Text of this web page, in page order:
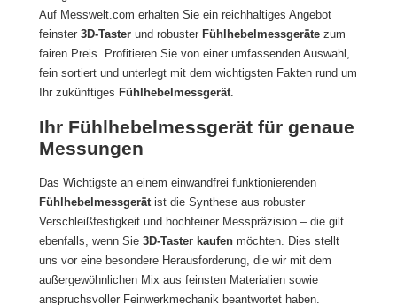
Auf Messwelt.com erhalten Sie ein reichhaltiges Angebot
feinster 3D-Taster und robuster Fühlhebelmessgeräte zum
fairen Preis. Profitieren Sie von einer umfassenden Auswahl,
fein sortiert und unterlegt mit dem wichtigsten Fakten rund um
Ihr zukünftiges Fühlhebelmessgerät
Ihr Fühlhebelmessgerät für genaue
Messungen
Das Wichtigste an einem einwandfrei funktionierenden
Fühlhebelmessgerät ist die Synthese aus robuster
Verschleißfestigkeit und hochfeiner Messpräzision – die gilt
ebenfalls, wenn Sie 3D-Taster kaufen möchten. Dies stellt
uns vor eine besondere Herausforderung, die wir mit dem
außergewöhnlichen Mix aus feinsten Materialien sowie
anspruchsvoller Feinwerkmechanik beantwortet haben.